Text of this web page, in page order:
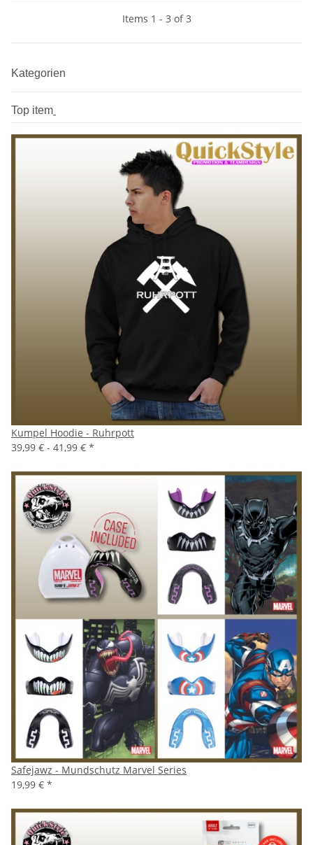
Items 1 - 3 of 3
Kategorien
Top item
Kumpel Hoodie - Ruhrpott
39,99 € - 41,99 € *
Safejawz - Mundschutz Marvel Series
19,99 € *